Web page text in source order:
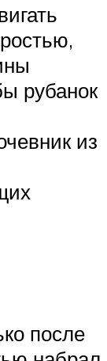
рубанок
из
после